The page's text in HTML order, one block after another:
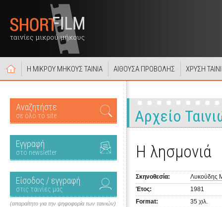
Η ΜΙΚΡΟΥ ΜΗΚΟΥΣ ΤΑΙΝΙΑ ΑΙΘΟΥΣΑ ΠΡΟΒΟΛΗΣ ΧΡΥΣΗ
Αναζητήστε
σε όλο το site
Εγγραφή
στο newsletter
Είσοδος / εγγραφή
στις ταινίες μας
(απαραίτητο για την ψηφοφορία των ταινιών)
Αρχείο
Η λησμονιά
Σκηνοθεσία:
Λυκούδης
Έτος:
1981
Format:
35 χιλ.